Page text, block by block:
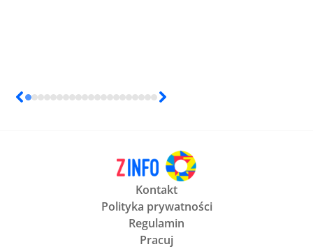
Kontakt
Polityka prywatności
Regulamin
Pracuj